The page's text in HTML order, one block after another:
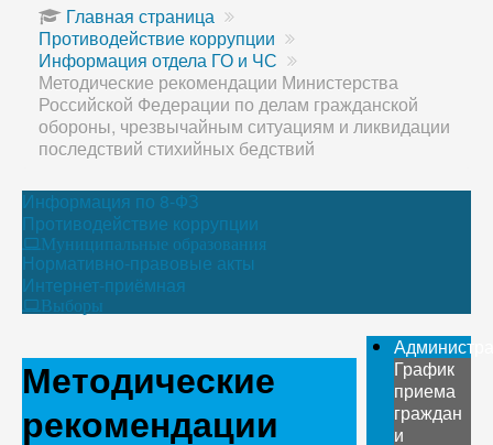
Главная страница
Противодействие коррупции
Информация отдела ГО и ЧС
Методические рекомендации Министерства
Российской Федерации по делам гражданской
обороны, чрезвычайным ситуациям и ликвидации
последствий стихийных бедствий
Информация по 8-ФЗ
Противодействие коррупции
Муниципальные образования
Нормативно-правовые акты
Интернет-приёмная
Выборы
Методические
рекомендации
График
приема
граждан
и